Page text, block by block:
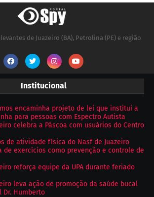
de Juazeiro (BA), Petrolina (PE) e região
Institucional
encaminha projeto de lei que institui a
para pessoas com Espectro Autista
celebra a Páscoa com usuários do Centro
de atividade física do Nasf de Juazeiro
de exercícios como prevenção e controle de
reforça equipe da UPA durante feriado
leva ação de promoção da saúde bucal
Dr. Humberto